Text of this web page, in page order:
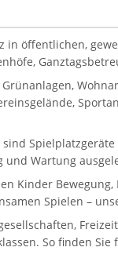
in öffentlichen,
Wartung
Kinder
Spielen –
So finden